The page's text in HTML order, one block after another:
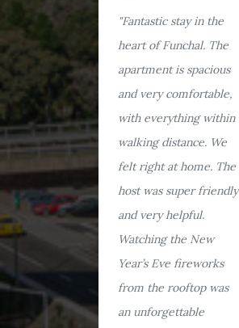
"Fantastic stay in the
heart of Funchal. The
apartment is spacious
and very comfortable,
with everything within
walking distance. We
felt right at home. The
host was super friendly
and very helpful.
Watching the New
Year’s Eve fireworks
from the rooftop was
an unforgettable